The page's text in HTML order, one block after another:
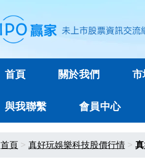
首頁 關於我們 市
與我聯繫 會員中心
首頁 真好玩娛樂科技股價行情